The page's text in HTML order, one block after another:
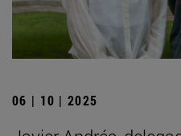
06 | 10 | 2025